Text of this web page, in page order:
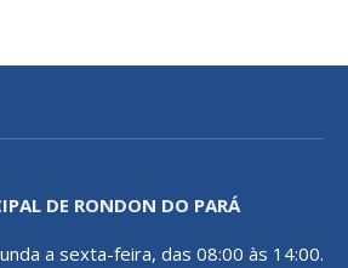
DE RONDON DO PARÁ
a sexta-feira, das 08:00 às 14:00.